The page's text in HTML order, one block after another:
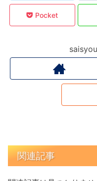
Pocket
関連記事